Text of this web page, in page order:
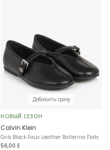
Добавить сразу
НОВЫЙ СЕЗОН
Calvin Klein
Girls Black Faux Leather Ballerina Flats
56,00 £